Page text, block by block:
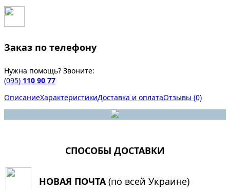
Заказ по телефону
Нужна помощь? Звоните:
(095) 110 90 77
ОписаниеХарактеристикиДоставка и оплатаОтзывы (0)
СПОСОБЫ ДОСТАВКИ
НОВАЯ ПОЧТА(по всей Украине)